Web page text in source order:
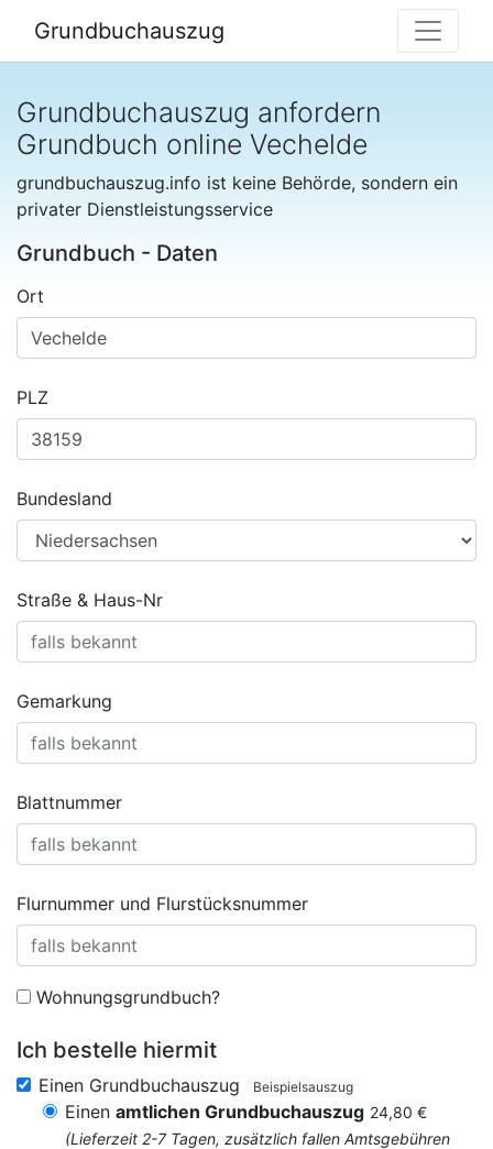
Grundbuchauszug
Grundbuchauszug anfordern
Grundbuch online Vechelde
grundbuchauszug.info ist keine Behörde, sondern ein
privater Dienstleistungsservice
Grundbuch - Daten
Ort
PLZ
Bundesland
Straße & Haus-Nr
Gemarkung
Blattnummer
Flurnummer und Flurstücksnummer
Wohnungsgrundbuch?
Ich bestelle hiermit
Einen Grundbuchauszug Beispielsauszug
Einen amtlichen Grundbuchauszug 24,80 €
(Lieferzeit 2-7 Tagen, zusätzlich fallen Amtsgebühren